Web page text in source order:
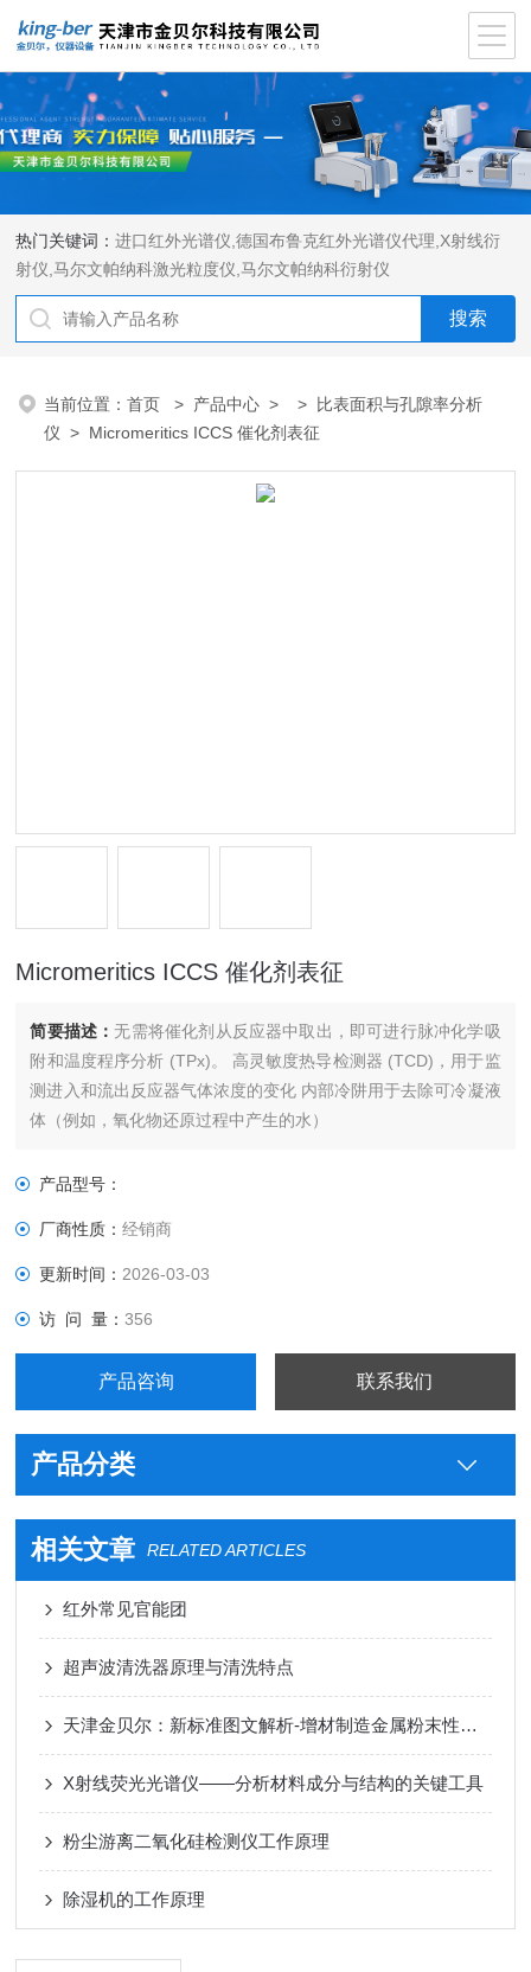
热门关键词：进口红外光谱仪 ,德国布鲁克红外光谱仪代理 X射线衍
射仪 ,马尔文帕纳科激光粒度仪 ,马尔文帕纳科衍射仪
当前位置：首页 > 产品中心 > > 比表面积与孔隙率分析
仪 > Micromeritics ICCS 催化剂表征
Micromeritics ICCS 催化剂表征
简要描述：无需将催化剂从反应器中取出，即可进行脉冲化学吸
附和温度程序分析 (TPx)。 高灵敏度热导检测器 (TCD)，用于监
测进入和流出反应器气体浓度的变化 内部冷阱用于去除可冷凝液
体（例如，氧化物还原过程中产生的水）
产品型号：
厂商性质：经销商
更新时间： 2026-03-03
访 问 量：356
产品咨询 联系我们
产品分类
相关文章 RELATED ARTICLES
红外常见官能团
超声波清洗器原理与清洗特点
天津金贝尔：新标准图文解析-增材制造金属粉末性能表征方法
X射线荧光光谱仪——分析材料成分与结构的关键工具
粉尘游离二氧化硅检测仪工作原理
除湿机的工作原理